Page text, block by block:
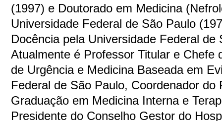
(1997) e Doutorado em Medicina
Universidade Federal de São Paulo
Docência pela Universidade Federal de
Atualmente é Professor Titular e Chefe
de Urgência e Medicina Baseada em
Federal de São Paulo, Coordenador do
Graduação em Medicina Interna e
Presidente do Conselho Gestor do